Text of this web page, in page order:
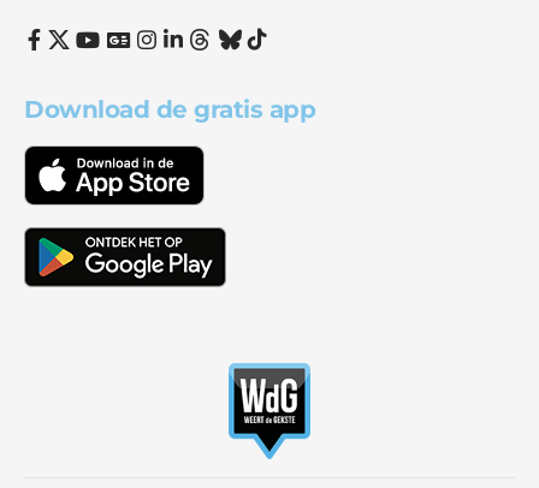
Download de gratis app